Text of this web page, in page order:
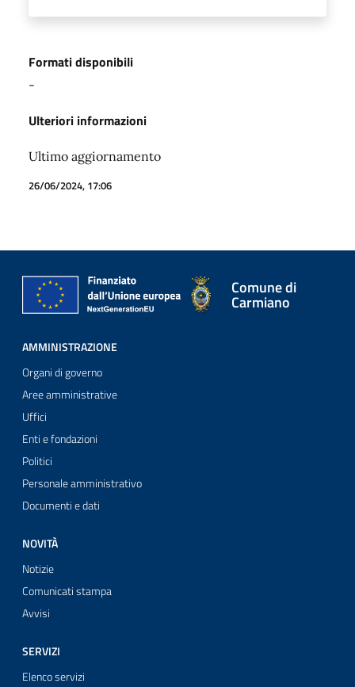
Formati disponibili
-
Ulteriori informazioni
Ultimo aggiornamento
26/06/2024, 17:06
Comune di
Carmiano
AMMINISTRAZIONE
Organi di governo
Aree amministrative
Uffici
Enti e fondazioni
Politici
Personale amministrativo
Documenti e dati
NOVITÀ
Notizie
Comunicati stampa
Avvisi
SERVIZI
Elenco servizi